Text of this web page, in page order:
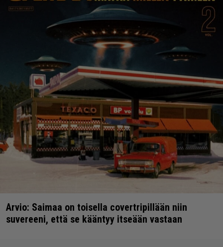
Arvio: Saimaa on toisella covertripillään niin
suvereeni, että se kääntyy itseään vastaan